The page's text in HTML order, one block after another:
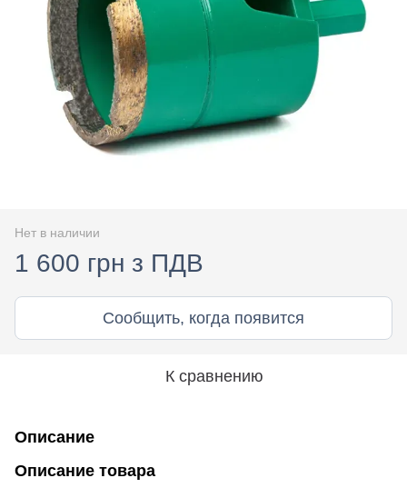
Нет в наличии
1 600 грн з ПДВ
Сообщить, когда появится
К сравнению
Описание
Описание товара